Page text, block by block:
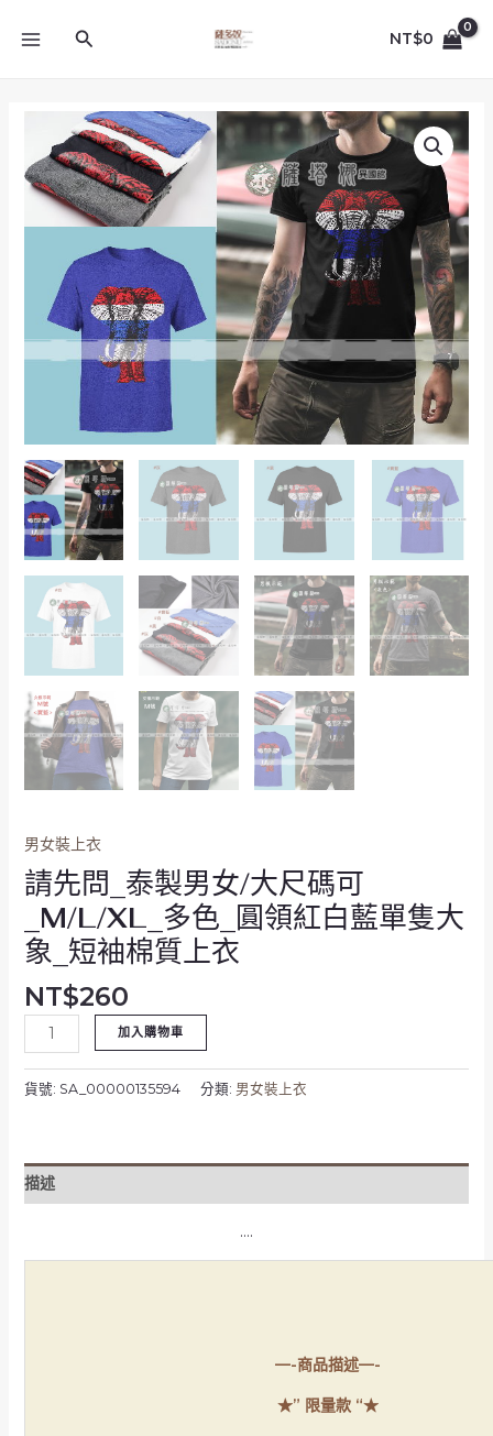
搜
NT$0
男女裝上衣
請先問_泰製男女/大尺碼可
_M/L/XL_多色_圓領紅白藍單隻大
象_短袖棉質上衣
NT$260
問
泰
_M/L/XL_
多
色
_
圓
領
紅
隻
大
象
質
上
數
量
加入購物車
貨號: SA_00000135594 分類: 男女裝上衣
描述
….
—-商品描述—-
★” 限量款 “★